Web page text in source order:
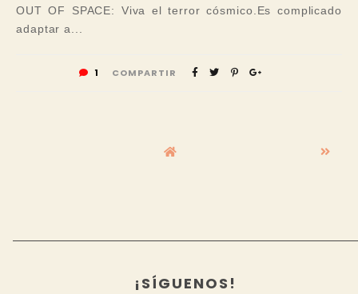
OUT OF SPACE: Viva el terror cósmico.Es complicado
adaptar a...
1 COMPARTIR
¡SÍGUENOS!